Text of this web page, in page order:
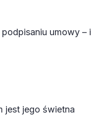
umowy – i
jest jego świetna